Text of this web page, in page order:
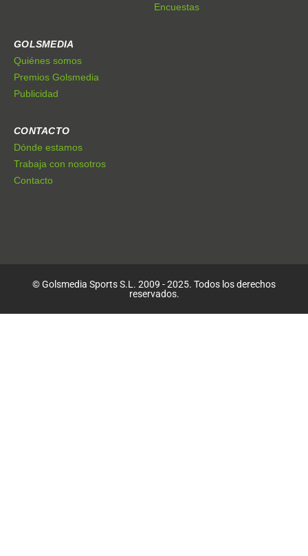
Encuestas
GOLSMEDIA
Quiénes somos
Premios Golsmedia
Publicidad
CONTACTO
Dónde estamos
Trabaja con nosotros
Contacto
© Golsmedia Sports S.L. 2009 - 2025. Todos los derechos
reservados.